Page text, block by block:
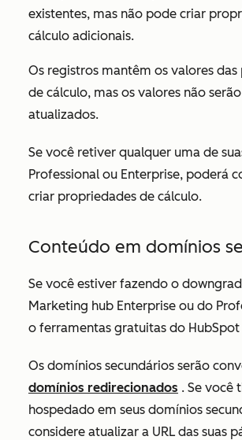
existentes, mas não pode criar
cálculo adicionais.
Os registros mantêm os valores
de cálculo, mas os valores não
atualizados.
Se você retiver qualquer uma de
Professional ou Enterprise, poderá
criar propriedades de cálculo.
Conteúdo em domínios
Se você estiver fazendo o
Marketing hub Enterprise ou do
o ferramentas gratuitas do HubSpot
Os domínios secundários serão
domínios redirecionados . Se você
hospedado em seus domínios
considere atualizar a URL das suas